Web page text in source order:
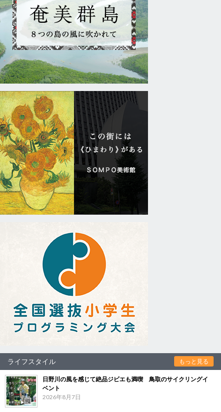
ライフスタイル もっと見る
日野川の風を感じて絶品ジビエも満喫 鳥取のサイクリングイ
ベント
2026年8月7日